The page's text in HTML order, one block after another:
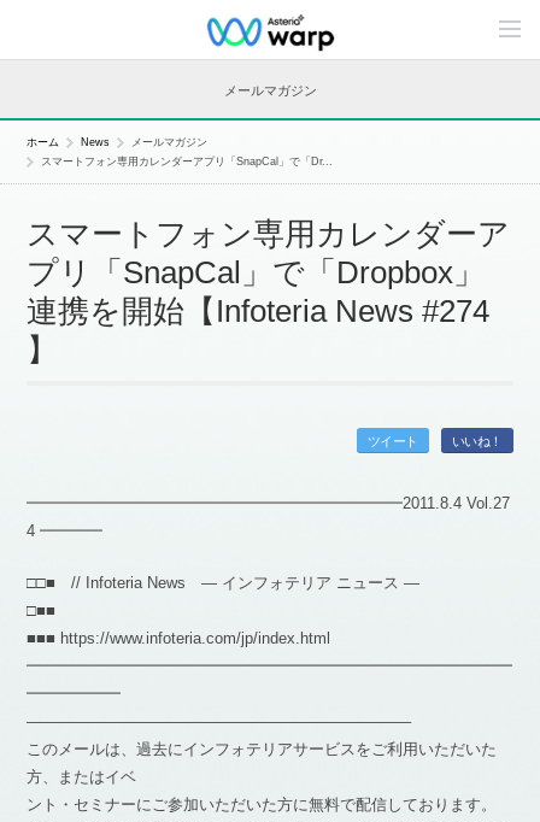
C
n
n
メールマガジン
ホーム News
メールマガジン
スマートフォン専用カレンダーアプリ「SnapCal」で「Dr...
スマートフォン専用カレンダーア
プリ「SnapCal」で「Dropbox」
連携を開始【Infoteria News #274
】
ツイート いいね！
━━━━━━━━━━━━━━━━━━━━━━━━2011.8.4 Vol.27
4 ━━━━
□□■ // Infoteria News — インフォテリア ニュース —
□■■
■■■ https://www.infoteria.com/jp/index.html
━━━━━━━━━━━━━━━━━━━━━━━━━━━━━━━
━━━━━━
————————————————————————–
このメールは、過去にインフォテリアサービスをご利用いただいた
方、またはイベ
ント・セミナーにご参加いただいた方に無料で配信しております。